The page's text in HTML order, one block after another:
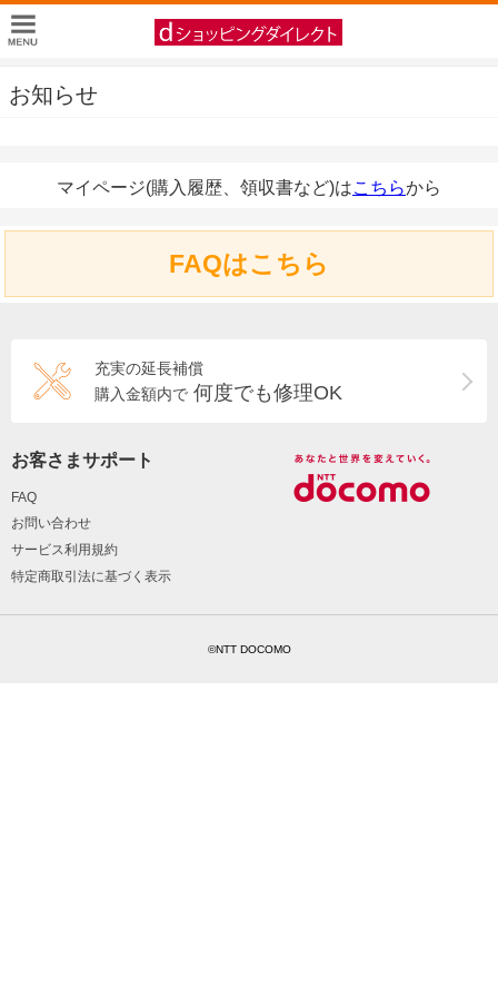
お知らせ
マイページ(購入履歴、領収書など)はこちらから
FAQはこちら
充実の延長補償
購入金額内で 何度でも修理OK
お客さまサポート
FAQ
お問い合わせ
サービス利用規約
特定商取引法に基づく表示
©NTT DOCOMO